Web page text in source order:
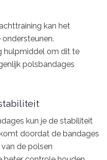
kan het
hulpmiddel om dit te
polsbandages
kun je de stabiliteit
doordat de bandages
de polsen